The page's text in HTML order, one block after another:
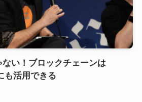
い！ブロックチェーンは
も活用できる